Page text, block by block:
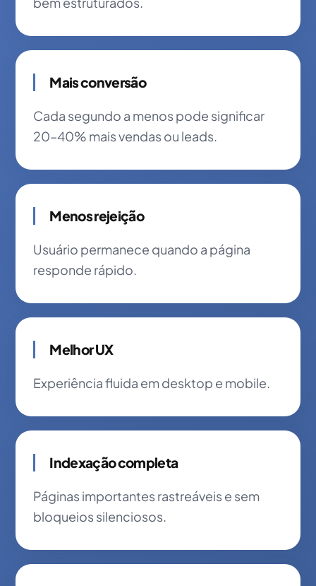
Mais conversão
Cada segundo a menos pode significar
20–40% mais vendas ou leads.
Menos rejeição
Usuário permanece quando a página
responde rápido.
Melhor UX
Experiência fluida em desktop e mobile.
Indexação completa
Páginas importantes rastreáveis e sem
bloqueios silenciosos.